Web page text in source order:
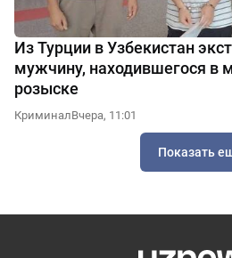
Из Турции в Узбекистан
мужчину, находившегося в
розыске
КриминалВчера, 11:01
Показать